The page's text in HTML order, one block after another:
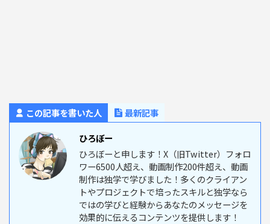
この記事を書いた人
最新記事
ひろぼー
ひろぼーと申します！X（旧Twitter）フォロ
ワー6500人超え、動画制作200件超え、動画
制作は独学で学びました！多くのクライアン
トやプロジェクトで培ったスキルと独学なら
ではの学びと経験からあなたのメッセージを
効果的に伝えるコンテンツを提供します！